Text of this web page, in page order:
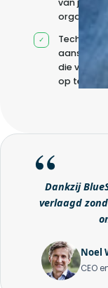
van jouw
organisatie
Technische
die
op te
Dankzij
verlaagd
Noel
CEO